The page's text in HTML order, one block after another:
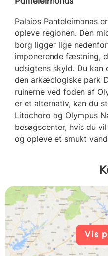
Palaios Panteleimonas
opleve regionen. Den
borg ligger lige
imponerende fæstning,
udsigtens skyld. Du kan
den arkæologiske park
ruinerne ved foden af
er et alternativ, kan du
Litochoro og Olympus
besøgscenter, hvis du
og opleve et smukt
Vis